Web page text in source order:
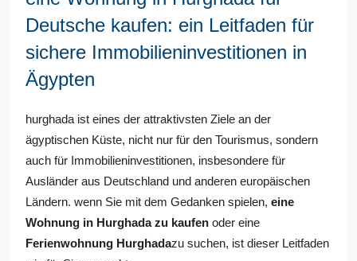
Deutsche kaufen: ein Leitfaden für
sichere Immobilieninvestitionen in
Ägypten
hurghada ist eines der attraktivsten Ziele an der
ägyptischen Küste, nicht nur für den Tourismus, sondern
auch für Immobilieninvestitionen, insbesondere für
Ausländer aus Deutschland und anderen europäischen
Ländern. wenn Sie mit dem Gedanken spielen, eine
Wohnung in Hurghada zu kaufen oder eine
Ferienwohnung Hurghadazu suchen, ist dieser Leitfaden